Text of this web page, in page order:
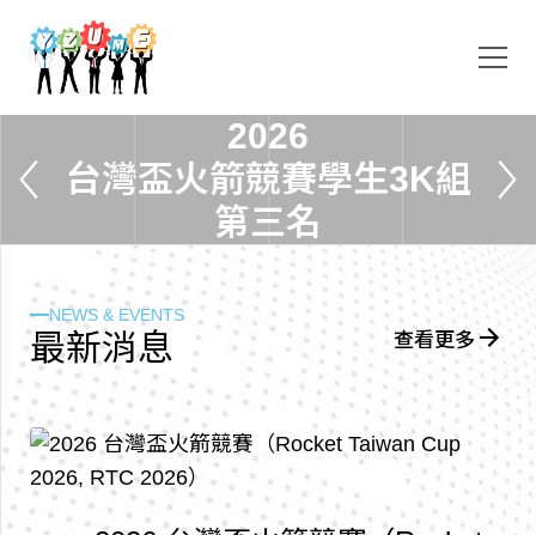
2026
台灣盃火箭競賽學生3K組
第三名
NEWS & EVENTS
最新消息 查看更多